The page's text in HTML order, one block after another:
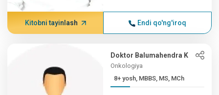
Kitobni tayinlash Endi qo'ng'iroq
Doktor Balumahendra K
Onkologiya
8+ yosh, MBBS, MS, MCh